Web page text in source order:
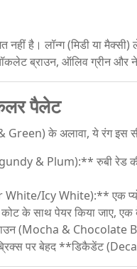
नहीं है। लॉन्ग (मिडी या
ब्राउन, ऑलिव ग्रीन और
पैलेट
Green) के अलावा, ये रंग इस
& Plum):** रुबी रेड
White/Icy White):** एक
के साथ पेयर किया जाए,
(Mocha & Chocolate
पर बेहद **डिकैडेंट